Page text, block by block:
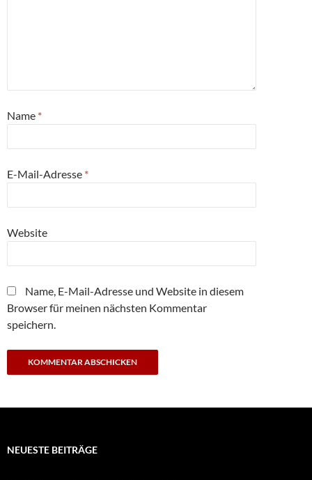
Name *
E-Mail-Adresse *
Website
Name, E-Mail-Adresse und Website in diesem
Browser für meinen nächsten Kommentar
speichern.
NEUESTE BEITRÄGE